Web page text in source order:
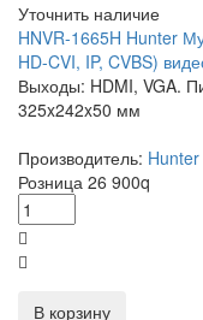
Уточнить наличие
HNVR-1665H Hunter
HD-CVI, IP, CVBS)
Выходы: HDMI, VGA.
325x242x50 мм
Производитель: Hunter
Розница 26 900q
В корзину